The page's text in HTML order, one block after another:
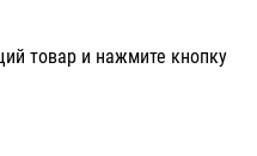
товар и нажмите кнопку